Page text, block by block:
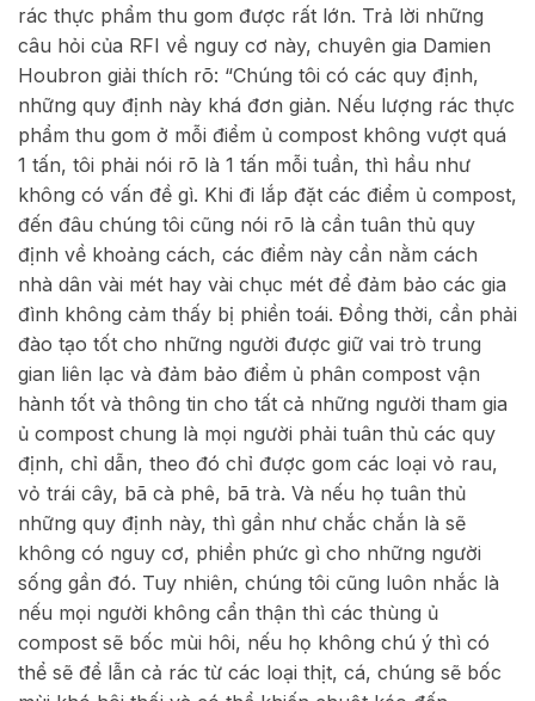
rác thực phẩm thu gom được rất lớn. Trả lời những
câu hỏi của RFI về nguy cơ này, chuyên gia Damien
Houbron giải thích rõ: “Chúng tôi có các quy định,
những quy định này khá đơn giản. Nếu lượng rác thực
phẩm thu gom ở mỗi điểm ủ compost không vượt quá
1 tấn, tôi phải nói rõ là 1 tấn mỗi tuần, thì hầu như
không có vấn đề gì. Khi đi lắp đặt các điểm ủ compost,
đến đâu chúng tôi cũng nói rõ là cần tuân thủ quy
định về khoảng cách, các điểm này cần nằm cách
nhà dân vài mét hay vài chục mét để đảm bảo các gia
đình không cảm thấy bị phiền toái. Đồng thời, cần phải
đào tạo tốt cho những người được giữ vai trò trung
gian liên lạc và đảm bảo điểm ủ phân compost vận
hành tốt và thông tin cho tất cả những người tham gia
ủ compost chung là mọi người phải tuân thủ các quy
định, chỉ dẫn, theo đó chỉ được gom các loại vỏ rau,
vỏ trái cây, bã cà phê, bã trà. Và nếu họ tuân thủ
những quy định này, thì gần như chắc chắn là sẽ
không có nguy cơ, phiền phức gì cho những người
sống gần đó. Tuy nhiên, chúng tôi cũng luôn nhắc là
nếu mọi người không cẩn thận thì các thùng ủ
compost sẽ bốc mùi hôi, nếu họ không chú ý thì có
thể sẽ để lẫn cả rác từ các loại thịt, cá, chúng sẽ bốc